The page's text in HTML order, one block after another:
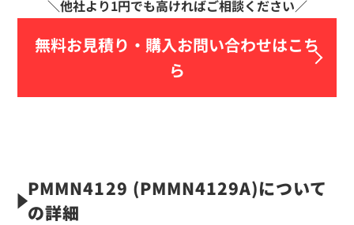
無料お見積り・ 購入お問い合わせはこち
ら
PMMN4129 (PMMN4129A)について
の詳細